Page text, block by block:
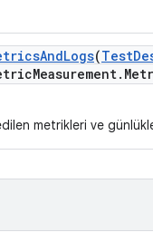
AndLogs(Test
Measurement.
metrikleri ve